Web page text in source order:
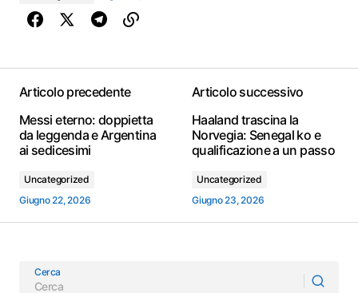
Articolo precedente
Messi eterno: doppietta
da leggenda e Argentina
ai sedicesimi
Uncategorized
Giugno 22, 2026
Articolo successivo
Haaland trascina la
Norvegia: Senegal ko e
qualificazione a un passo
Uncategorized
Giugno 23, 2026
Cerca